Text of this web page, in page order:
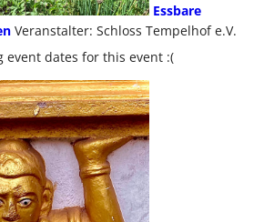
Essbare
Veranstalter: Schloss Tempelhof e.V.
event dates for this event :(